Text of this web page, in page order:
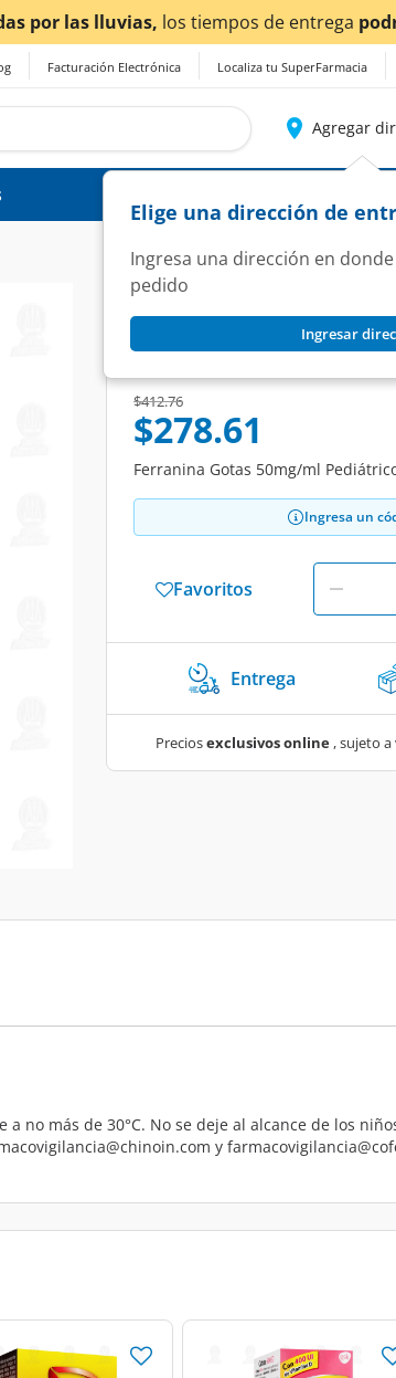
verse afectados.
Facturación Electrónica Localiza tu SuperFarmacia
Agregar
Elige una dirección de
Ingresa una dirección en
pedido
Ingresar
FERRANINA
Ferranina Gotas 50mg/
Price reduced from
$412.76to
$278.61
Ferranina Gotas 50mg/ml
Ingresa un
Favoritos
Entrega
Preciosexclusivos online, sujeto a
no más de 30°C. No se deje al alcance de los
y